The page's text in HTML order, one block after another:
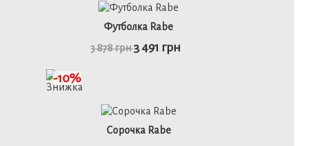
46 48 50
46 48 52
Футболка Rabe
3 878 грн 3 491 грн
Сорочка Rabe
-10%